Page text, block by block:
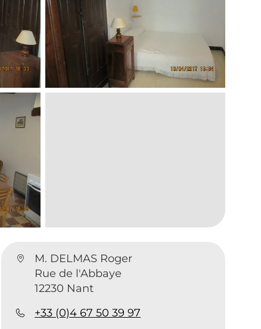
M. DELMAS Roger
Rue de l'Abbaye
12230 Nant
+33 (0)4 67 50 39 97